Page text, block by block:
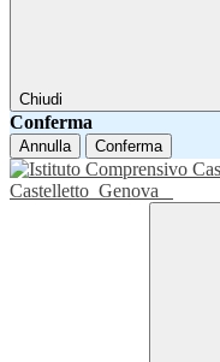
Chiudi
Conferma
Annulla Conferma
Castelletto Genova